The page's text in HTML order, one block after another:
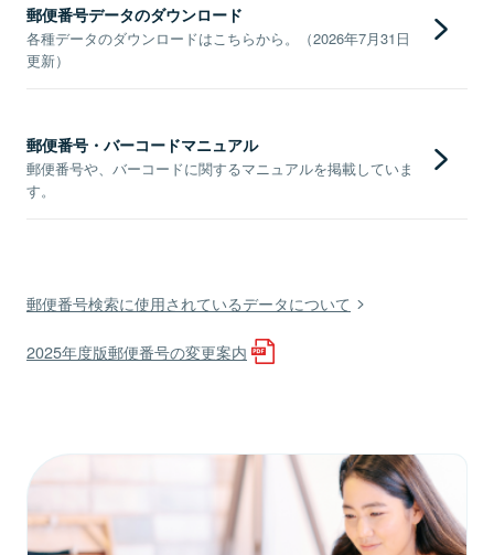
郵便番号データのダウンロード
各種データのダウンロードはこちらから。（2026年7月31日
更新）
郵便番号・バーコードマニュアル
郵便番号や、バーコードに関するマニュアルを掲載していま
す。
郵便番号検索に使用されているデータについて
2025年度版郵便番号の変更案内